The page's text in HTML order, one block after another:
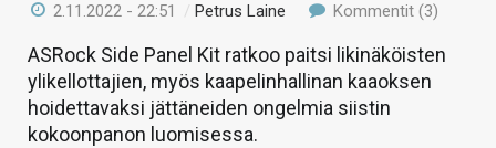
2.11.2022 - 22:51 / Petrus Laine Kommentit (3)
ASRock Side Panel Kit ratkoo paitsi likinäköisten
ylikellottajien, myös kaapelinhallinan kaaoksen
hoidettavaksi jättäneiden ongelmia siistin
kokoonpanon luomisessa.